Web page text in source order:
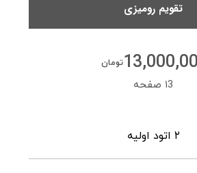
تقویم رومیزی
تومان
۱3 صفحه
۲ اتود اولیه